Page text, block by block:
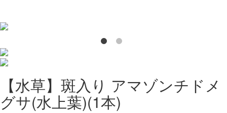
【水草】斑入り アマゾンチドメ
グサ(水上葉)(1本)